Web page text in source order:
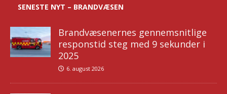
SENESTE NYT – BRANDVÆSEN
Brandvæsenernes gennemsnitlige
responstid steg med 9 sekunder i
2025
6. august 2026